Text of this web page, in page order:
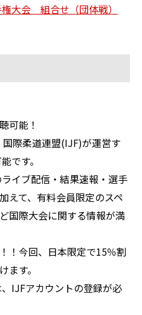
大会 組合せ（団体戦）
可能！
際柔道連盟(IJF)が運営す
です。
イブ配信・結果速報・選手
えて、有料会員限定のスペ
国際大会に関する情報が満
！ 今回、 日本限定で15％割
ます。
IJFアカウントの登録が必